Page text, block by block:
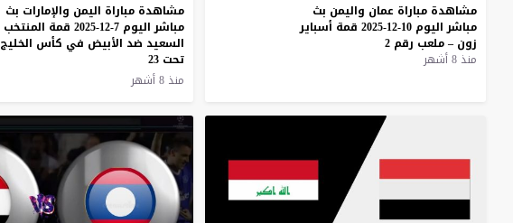
مشاهدة مباراة عمان واليمن بث
مباشر اليوم 10-12-2025 قمة أسباير
زون –ملعب رقم 2
منذ 8 أشهر
مشاهدة مباراة اليمن والإمارات بث
مباشر اليوم 7-12-2025 قمة المنتخب
السعيد ضد الأبيض في كأس الخليج
تحت 23
منذ 8 أشهر